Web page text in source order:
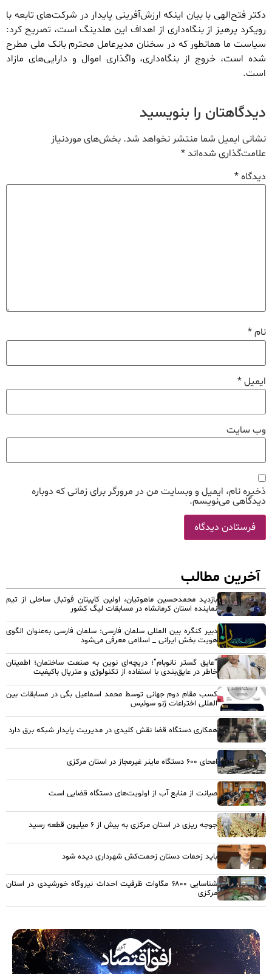
دکتر فتح‌الهی با بیان اینکه ارزش‌آفرینی پایدار در شرکت‌های تابعه با
رویکرد پرهیز از بنگاه‌داری از اهداف این هلدینگ است، تصریح کرد:
سیاست ما همانطور که در سخنان مدیرعامل محترم بانک ملی مطرح
شده است، خروج از بنگاه‌داری، واگذاری اموال و دارایی‌های مازاد
است.
دیدگاهتان را بنویسید
نشانی ایمیل شما منتشر نخواهد شد. بخش‌های موردنیاز
علامت‌گذاری شده‌اند*
دیدگاه*
نام*
ایمیل*
وب‌ سایت
ذخیره نام، ایمیل و وبسایت من در مرورگر برای زمانی که دوباره
دیدگاهی می‌نویسم.
آخرین مطالب
بازدید محمدحسین ماهوتیان، اولین کاپیتان فوتبال ساحلی از تیم
نماینده استان کرمانشاه در مسابقات لیگ کشور
دبیر کنگره بین المللی سلمان فارسی: سلمان فارسی به‌عنوان الگوی
هویت بخش ایرانی _ اسلامی معرفی می‌شود
“عایق گستر نانوبام”؛ دریچه‌ای نوین به صنعت ساختمان؛ اطمینان
خاطر در عایق‌بندی با استفاده از تکنولوژی و متریال باکیفیت
کسب مقام دوم جهانی توسط محمد اسماعیل بگی در مسابقات بین
المللی اختراعات ژنو سوئیس
همکاری دستگاه قضا نقش کلیدی در مدیریت پایدار شبکه برق دارد
امحای ۶۰۰ دستگاه ماینر غیرمجاز در استان مرکزی
صیانت از منابع آب از اولویت‌های دستگاه قضایی است
جوجه ریزی در استان مرکزی به بیش از ۶ میلیون قطعه رسید
باید زحمات دستان زحمت‌کش شهرداری دیده شود
شناسایی ۶۸۰۰ مگاوات ظرفیت احداث نیروگاه خورشیدی در استان
مرکزی